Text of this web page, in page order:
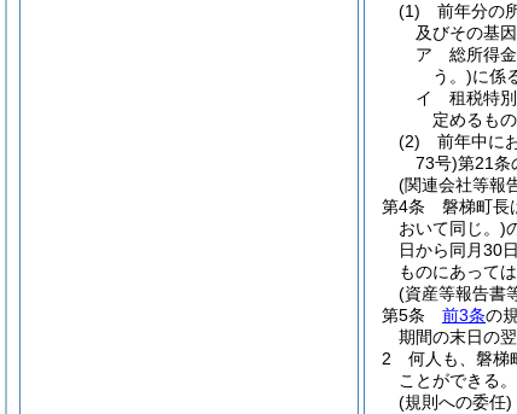
(1)
前年分の
及びその基
ア
総所得
う。)に係
イ
租税特
定めるもの
(2)
前年中に
73号)第21条
(関連会社等報
第4条
磐梯町長
おいて同じ。)
日から同月30
ものにあって
(資産等報告書
第5条
前3条の
期間の末日の
2
何人も、磐梯
ことができる。
(規則への委任)